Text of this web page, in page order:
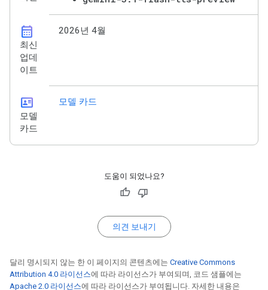
calendar_month
최신
업데
이트
2026년 4월
id_card
모델
카드
모델 카드
도움이 되었나요?
의견 보내기
달리 명시되지 않는 한 이 페이지의 콘텐츠에는 Creative Commons
Attribution 4.0 라이선스에 따라 라이선스가 부여되며, 코드 샘플에는
Apache 2.0 라이선스에 따라 라이선스가 부여됩니다. 자세한 내용은